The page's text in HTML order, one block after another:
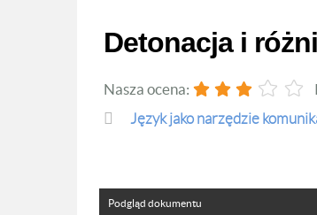
Detonacja i
Nasza ocena:
Język jako narzędzie
Podgląd dokumentu